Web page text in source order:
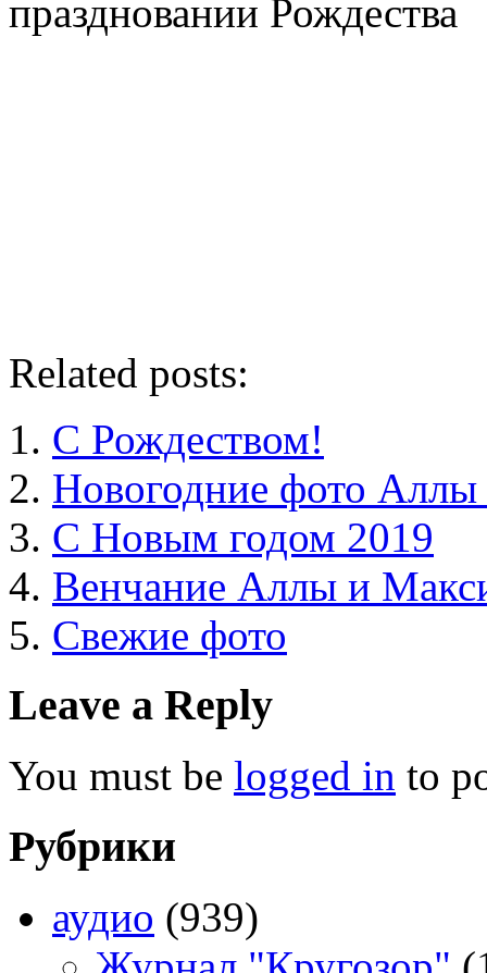
праздновании Рождества
Related posts:
С Рождеством!
Новогодние фото Аллы
С Новым годом 2019
Венчание Аллы и
Свежие фото
Leave a Reply
You must be logged in to
Рубрики
аудио (939)